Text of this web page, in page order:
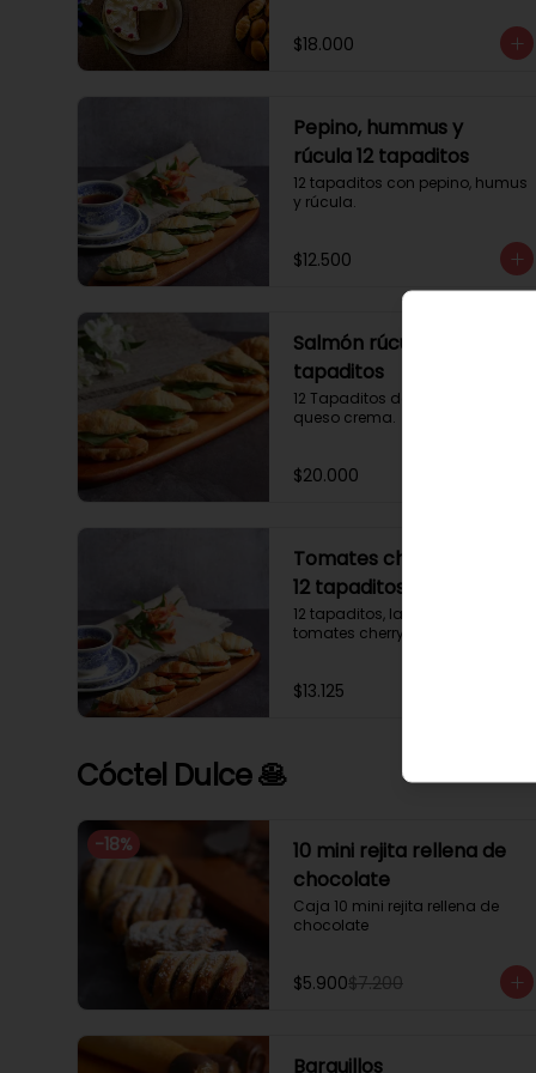
$18.000
Pepino, hummus y
rúcula 12 tapaditos
12 tapaditos con pepino, humus
y rúcula.
$12.500
Salmón rúcula 12
tapaditos
12 Tapaditos de salmón rúcula,
queso crema.
$20.000
Tomates cherry y rúcula
12 tapaditos
12 tapaditos, lacto mayonesa,
tomates cherry y rúcula.
$13.125
Cóctel Dulce 🥞
-18%
10 mini rejita rellena de
chocolate
Caja 10 mini rejita rellena de
chocolate
$5.900$7.200
Barquillos